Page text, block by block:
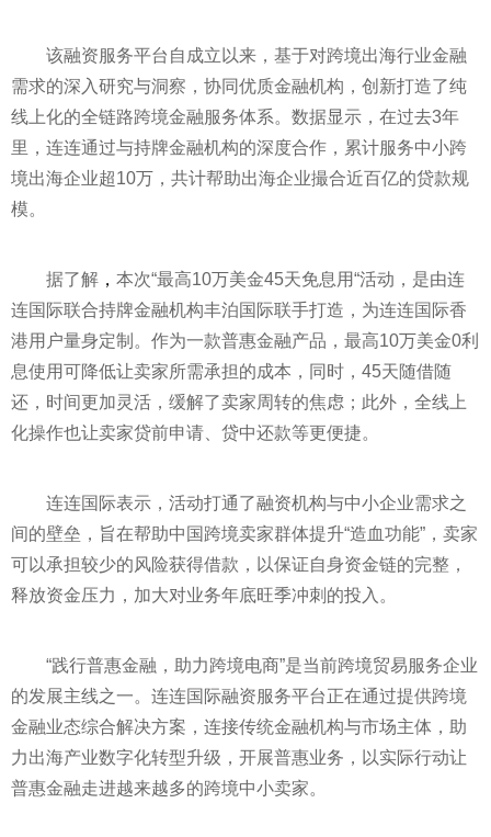
该融资服务平台自成立以来，基于对跨境出海行业金融
需求的深入研究与洞察，协同优质金融机构，创新打造了纯
线上化的全链路跨境金融服务体系。数据显示，在过去3年
里，连连通过与持牌金融机构的深度合作，累计服务中小跨
境出海企业超10万，共计帮助出海企业撮合近百亿的贷款规
模。
据了解 ， 本次“最高10万美金45天免息用“活动，是由连
连国际联合持牌金融机构丰泊国际联手打造，为连连国际香
港用户量身定制。作为一款普惠金融产品，最高10万美金0利
息使用可降低让卖家所需承担的成本，同时，45天随借随
还，时间更加灵活，缓解了卖家周转的焦虑；此外，全线上
化操作也让卖家贷前申请、贷中还款等更便捷。
连连国际表示，活动打通了融资机构与中小企业需求之
间的壁垒，旨在帮助中国跨境卖家群体提升“造血功能”，卖家
可以承担较少的风险获得借款，以保证自身资金链的完整，
释放资金压力，加大对业务年底旺季冲刺的投入。
“践行普惠金融 ，助力跨境电商”是当前跨境贸易服务企业
的发展主线之一。连连国际融资服务平台正在通过提供跨境
金融业态综合解决方案，连接传统金融机构与市场主体，助
力出海产业数字化转型升级，开展普惠业务，以实际行动让
普惠金融走进越来越多的跨境中小卖家。